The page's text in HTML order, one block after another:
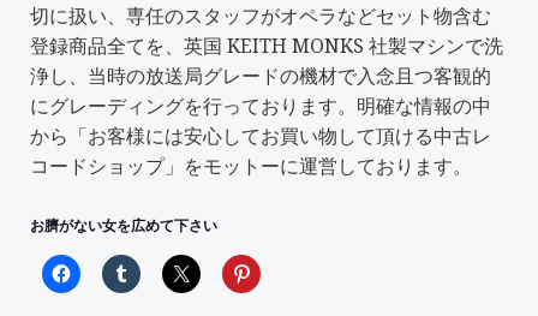
切に扱い、専任のスタッフがオペラなどセット物含む
登録商品全てを、英国 KEITH MONKS 社製マシンで洗
浄し、当時の放送局グレードの機材で入念且つ客観的
にグレーディングを行っております。明確な情報の中
から「お客様には安心してお買い物して頂ける中古レ
コードショップ」をモットーに運営しております。
お臍がない女を広めて下さい